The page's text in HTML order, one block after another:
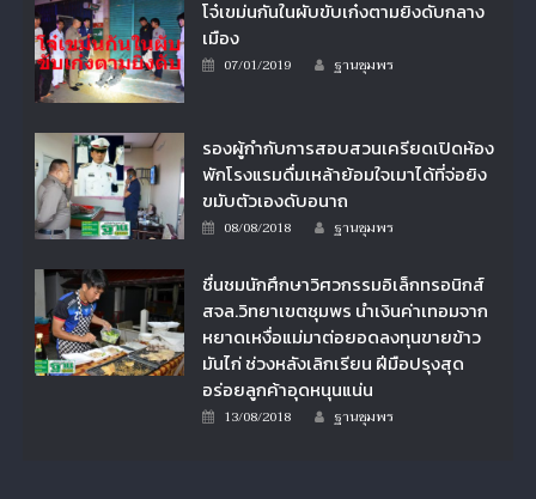
โจ๋เขม่นกันในผับขับเก๋งตามยิงดับกลาง
เมือง
Posted
07/01/2019 Author
ฐานชุมพร
รองผู้กำกับการสอบสวนเครียดเปิดห้อง
พักโรงแรมดื่มเหล้าย้อมใจเมาได้ที่จ่อยิง
ขมับตัวเองดับอนาถ
Posted
08/08/2018 Author
ฐานชุมพร
ชื่นชมนักศึกษาวิศวกรรมอิเล็กทรอนิกส์
สจล.วิทยาเขตชุมพร นำเงินค่าเทอมจาก
หยาดเหงื่อแม่มาต่อยอดลงทุนขายข้าว
มันไก่ ช่วงหลังเลิกเรียน ฝีมือปรุงสุด
อร่อยลูกค้าอุดหนุนแน่น
Posted
13/08/2018 Author
ฐานชุมพร